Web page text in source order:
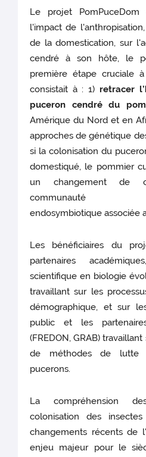
Le projet
l'impact de
de la domestication, sur
cendré à son hôte, le
première étape cruciale
consistait à : 1) retracer
puceron cendré du
Amérique du Nord et en
approches de génétique
si la colonisation du
domestiqué, le pommier
un changement de
communauté
endosymbiotique associée
Les bénéficiaires du
partenaires
scientifique en biologie
travaillant sur les
démographique, et sur
public et les
(FREDON, GRAB)
de méthodes de lutte
pucerons.
La compréhension
colonisation des
changements récents de
enjeu majeur pour le